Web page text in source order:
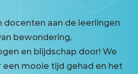
docenten aan de leerlingen
bewondering,
en blijdschap door! We
mooie tijd gehad en het